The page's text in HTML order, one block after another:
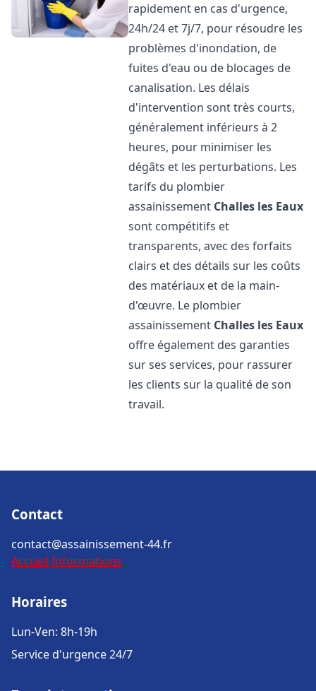
rapidement en cas d'urgence,
24h/24 et 7j/7, pour résoudre les
problèmes d'inondation, de
fuites d'eau ou de blocages de
canalisation. Les délais
d'intervention sont très courts,
généralement inférieurs à 2
heures, pour minimiser les
dégâts et les perturbations. Les
tarifs du plombier
assainissement Challes les Eaux
sont compétitifs et
transparents, avec des forfaits
clairs et des détails sur les coûts
des matériaux et de la main-
d'œuvre. Le plombier
assainissement Challes les Eaux
offre également des garanties
sur ses services, pour rassurer
les clients sur la qualité de son
travail.
Contact
contact@assainissement-44.fr
Accueil Informations
Horaires
Lun-Ven: 8h-19h
Service d'urgence 24/7